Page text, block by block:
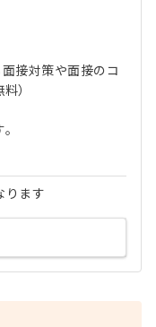
接対策や面接のコ
）
ります